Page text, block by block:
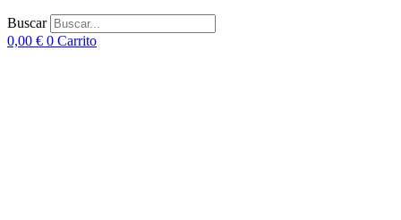
Buscar
0,00 € 0 Carrito